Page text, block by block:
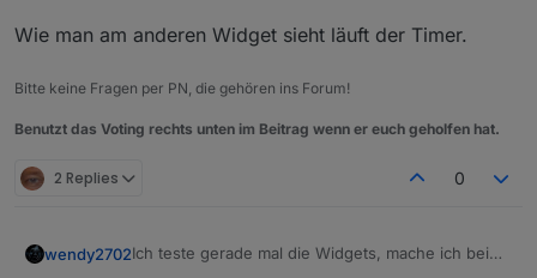
Wie man am anderen Widget sieht läuft der Timer.
Bitte keine Fragen per PN, die gehören ins Forum!
Benutzt das Voting rechts unten im Beitrag wenn er euch geholfen hat.
2 Replies 0
wendy2702Ich teste gerade mal die Widgets, mache ich bei